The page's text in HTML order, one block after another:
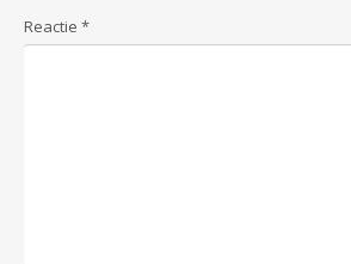
Reactie *